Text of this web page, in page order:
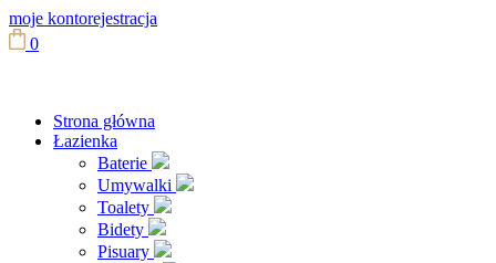
moje kontorejestracja
0
Strona główna
Łazienka
Baterie
Umywalki
Toalety
Bidety
Pisuary